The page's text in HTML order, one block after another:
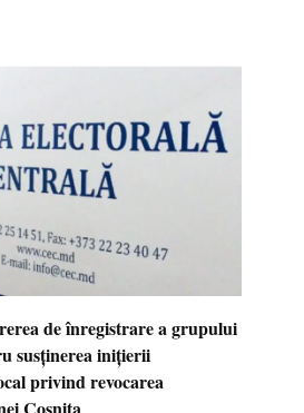
de înregistrare a grupului
susținerea inițierii
privind revocarea
Coșnița